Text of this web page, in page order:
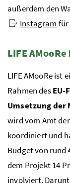
außerdem den
Instagram für
LIFE
LIFE AMooRe ist
Rahmen desEU-
Umsetzung der
wird vom Amt
koordiniert und
Budget von rund
dem Projekt 14
involviert.